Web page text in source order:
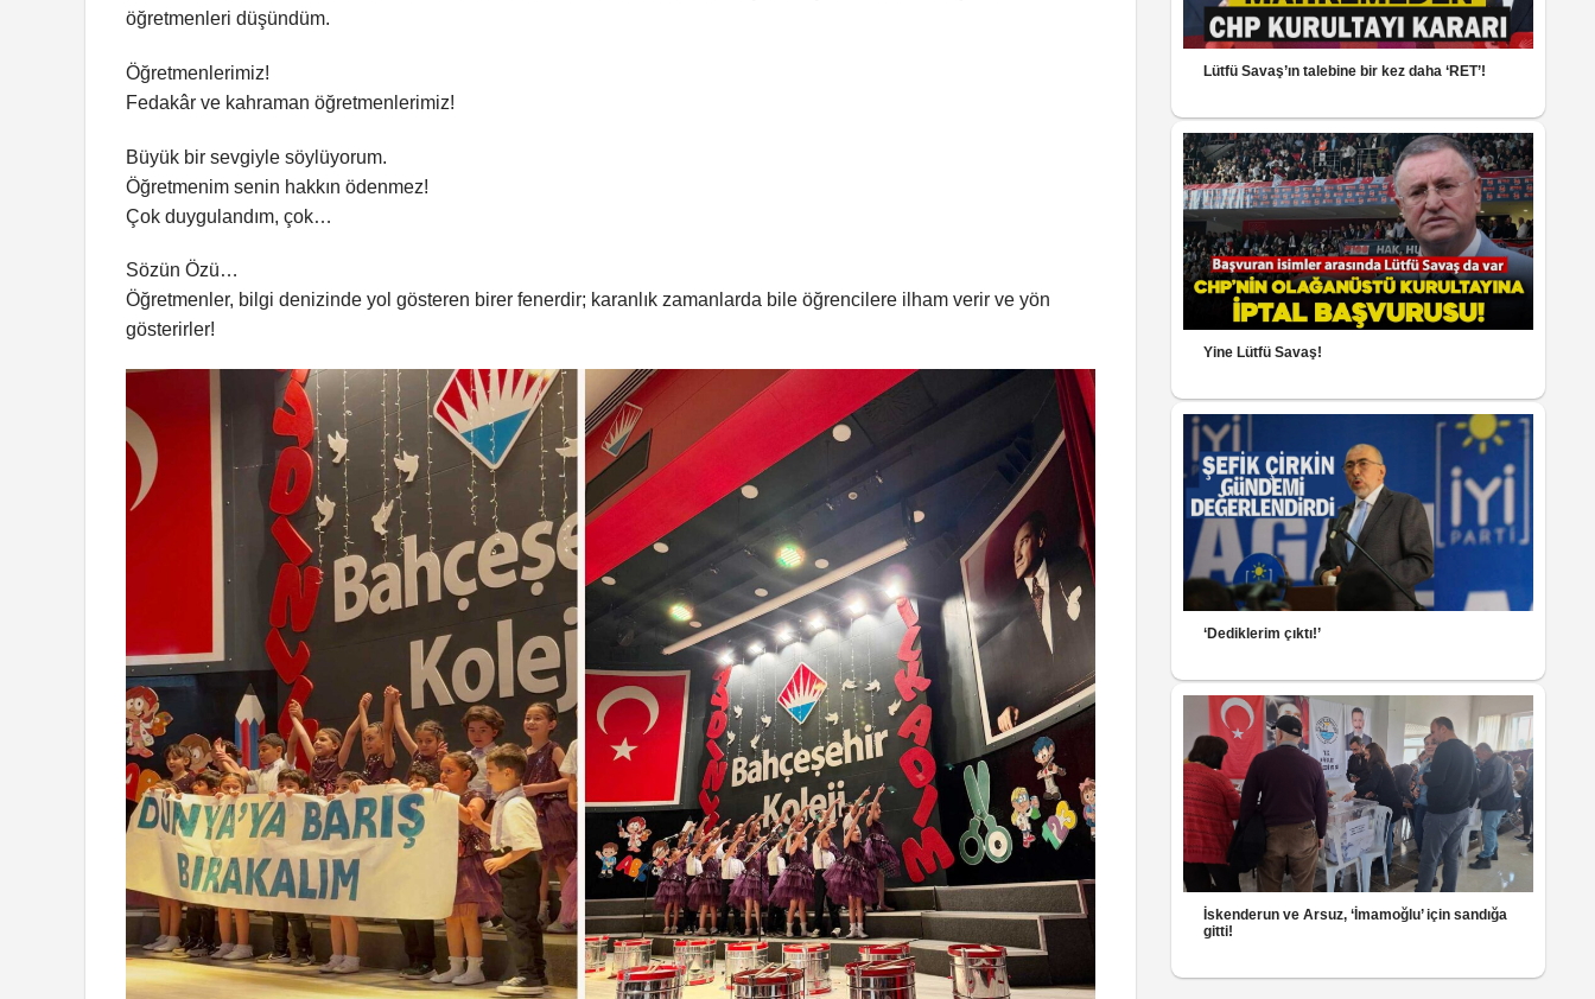
öğretmenleri düşündüm.
Öğretmenlerimiz!
Fedakâr ve kahraman öğretmenlerimiz!
Büyük bir sevgiyle söylüyorum.
Öğretmenim senin hakkın ödenmez!
Çok duygulandım, çok…
Sözün Özü…
Öğretmenler, bilgi denizinde yol gösteren birer fenerdir; karanlık zamanlarda bile öğrencilere ilham verir ve yön
gösterirler!
Lütfü Savaş’ın talebine bir kez daha ‘RET’!
Yine Lütfü Savaş!
‘Dediklerim çıktı!’
İskenderun ve Arsuz, ‘İmamoğlu’ için sandığa
gitti!